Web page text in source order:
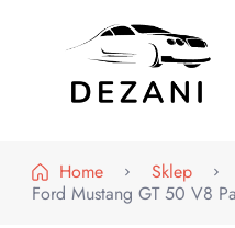
Home
Sklep
Ford Mustang GT 50 V8